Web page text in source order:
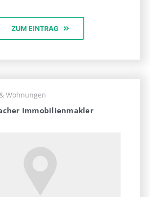
ZUM EINTRAG
Wohnungen
Immobilienmakler